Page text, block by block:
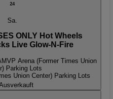
24
Sa.
ONLY Hot Wheels
Live Glow-N-Fire
MVP Arena (Former Times Union
Parking Lots
Union Center) Parking Lots